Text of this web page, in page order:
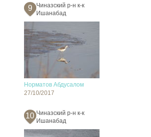
9
Чиназский р-н к-к
Ишанабад
Норматов Абдусалом
27/10/2017
10 Чиназский р-н к-к
Ишанабад